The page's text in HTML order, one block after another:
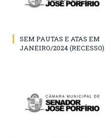
SEM PAUTAS E ATAS EM
JANEIRO/2024 (RECESSO)